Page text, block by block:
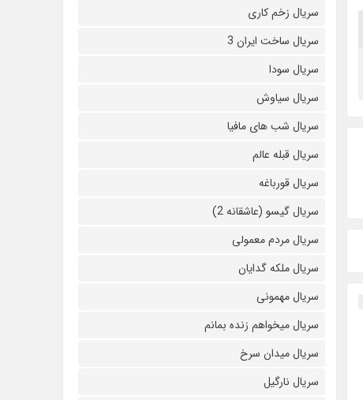
سریال زخم کاری
سریال ساخت ایران 3
سریال سودا
سریال سیاوش
سریال شب های مافیا
سریال قبله عالم
سریال قورباغه
سریال گیسو (عاشقانه 2)
سریال مردم معمولی
سریال ملکه گدایان
سریال مهمونی
سریال میخواهم زنده بمانم
سریال میدان سرخ
سریال نارگیل